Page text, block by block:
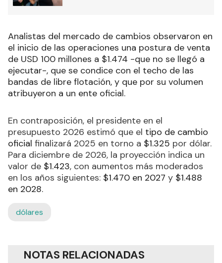
Analistas del mercado de cambios observaron en
el inicio de las operaciones una postura de venta
de USD 100 millones a $1.474 -que no se llegó a
ejecutar-, que se condice con el techo de las
bandas de libre flotación, y que por su volumen
atribuyeron a un ente oficial.
En contraposición, el presidente en el
presupuesto 2026 estimó que el tipo de cambio
oficial finalizará 2025 en torno a $1.325 por dólar.
Para diciembre de 2026, la proyección indica un
valor de $1.423, con aumentos más moderados
en los años siguientes: $1.470 en 2027 y $1.488
en 2028.
dólares
NOTAS RELACIONADAS